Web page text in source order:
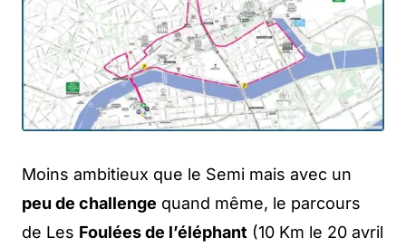
Moins ambitieux que le Semi mais avec un
peu de challenge quand même, le parcours
de Les Foulées de l’éléphant (10 Km le 20 avril